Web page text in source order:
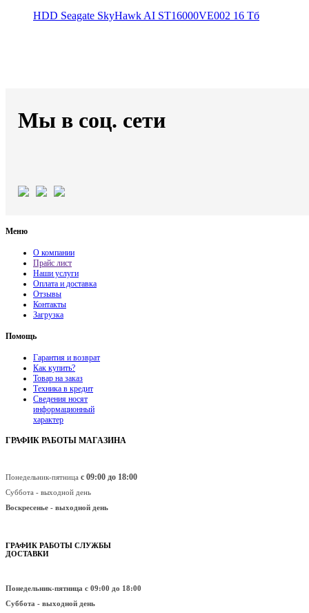
HDD Seagate SkyHawk AI ST16000VE002 16 Тб
Мы в соц. сети
Меню
О компании
Прайс лист
Наши услуги
Оплата и доставка
Отзывы
Контакты
Загрузка
Помощь
Гарантия и возврат
Как купить?
Товар на заказ
Техника в кредит
Сведения носят
информационный
характер
ГРАФИК РАБОТЫ МАГАЗИНА
Понедельник-пятница с 09:00 до 18:00
Суббота - выходной день
Воскресенье - выходной день
ГРАФИК РАБОТЫ СЛУЖБЫ
ДОСТАВКИ
Понедельник-пятница с 09:00 до 18:00
Суббота - выходной день